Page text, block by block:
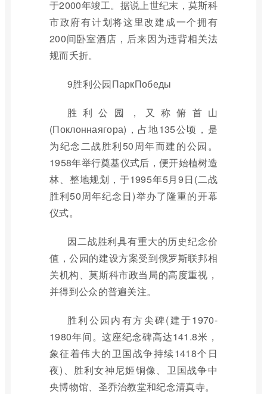
于2000年竣工。据说上世纪末，莫斯科
市政府有计划将这里改建成一个拥有
200间卧室酒店，后来因为违背相关法
规而夭折。
9胜利公园ПаркПобеды
胜利公园，又称俯首山
(Поклоннаягора)，占地135公顷，是
为纪念二战胜利50周年而建的公园。
1958年举行奠基仪式后，便开始植树造
林、整地规划，于1995年5月9日(二战
胜利50周年纪念日)举办了隆重的开幕
仪式。
因二战胜利具有重大的历史纪念价
值，公园的建设方案受到俄罗斯联邦相
关机构、莫斯科市政当局的高度重视，
并得到公众的普遍关注。
胜利公园内有方尖碑(建于1970-
1980年间。这座纪念碑高达141.8米，
象征着伟大的卫国战争持续1418个日
夜)、胜利女神尼姬铜像、卫国战争中
央博物馆、圣乔治教堂和纪念清真寺。